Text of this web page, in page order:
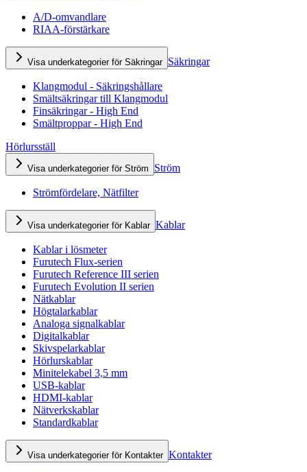
A/D-omvandlare
RIAA-förstärkare
Visa underkategorier för Säkringar Säkringar
Klangmodul - Säkringshållare
Smältsäkringar till Klangmodul
Finsäkringar - High End
Smältproppar - High End
Hörlursställ
Visa underkategorier för Ström Ström
Strömfördelare, Nätfilter
Visa underkategorier för Kablar Kablar
Kablar i lösmeter
Furutech Flux-serien
Furutech Reference III serien
Furutech Evolution II serien
Nätkablar
Högtalarkablar
Analoga signalkablar
Digitalkablar
Skivspelarkablar
Hörlurskablar
Minitelekabel 3,5 mm
USB-kablar
HDMI-kablar
Nätverkskablar
Standardkablar
Visa underkategorier för Kontakter Kontakter